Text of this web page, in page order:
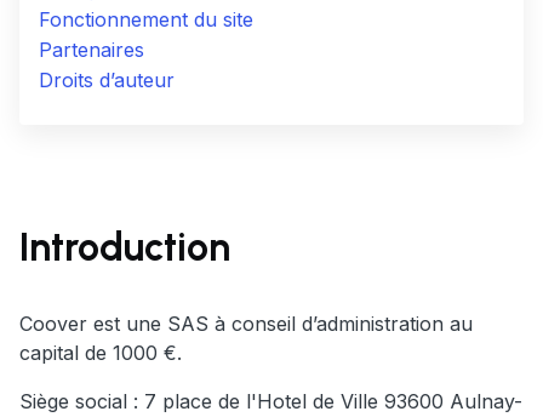
Fonctionnement du site
Partenaires
Droits d’auteur
Introduction
Coover est une SAS à conseil d’administration au
capital de 1000 €.
Siège social : 7 place de l'Hotel de Ville 93600 Aulnay-